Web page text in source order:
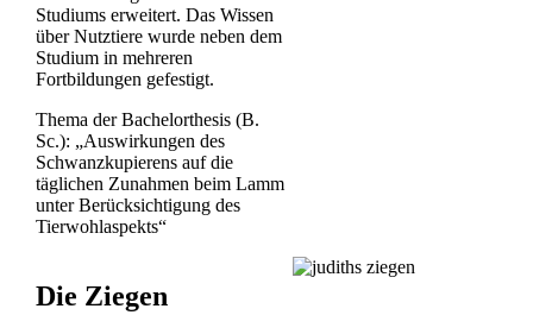
Studiums erweitert. Das Wissen
über Nutztiere wurde neben dem
Studium in mehreren
Fortbildungen gefestigt.
Thema der Bachelorthesis (B.
Sc.): „Auswirkungen des
Schwanzkupierens auf die
täglichen Zunahmen beim Lamm
unter Berücksichtigung des
Tierwohlaspekts“
Die Ziegen